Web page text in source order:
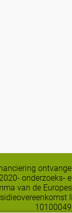
onderzoeks-
van de